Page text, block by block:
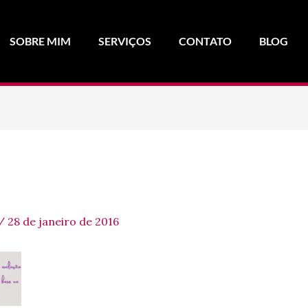
SOBRE MIM SERVIÇOS CONTATO BLOG
/ 28 de janeiro de 2016